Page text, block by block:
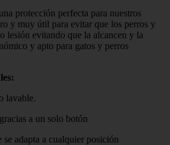
protección perfecta para nuestros
y muy útil para evitar que los perros y
lesión evitando que la alcancen y la
y apto para gatos y perros
lavable.
a un solo botón
adapta a cualquier posición